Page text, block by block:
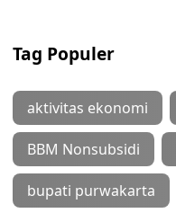
Tag Populer
aktivitas ekonomi
BBM Nonsubsidi
bupati purwakarta